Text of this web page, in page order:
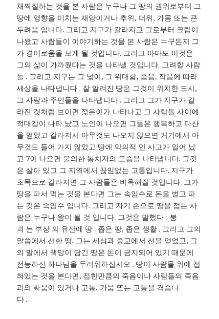
채찍질하는 것을 본 사람은 누구나 그 땅의 권위로부터 그
땅에 영향을 미치는 재앙이거나 추위, 더위, 가뭄 또는 큰
두려움 입니다. 그리고 지구가 갈라지고 그로부터 크립이
나왔고 사람들이 이야기하는 것을 본 사람은 누구든지 그
가 경이로움을 보게 될 것입니다. 그리고 아마도 이것은
그의 삶이 가까웠다는 것을 나타낼 것입니다. 고려할 사람
들 . 그리고 지구는 그 넓이, 그 위대함, 좁음, 작음에 따라
세상을 나타냅니다 . 잘 알려진 땅은 그것이 위치한 도시,
그 사람과 주민들을 나타냅니다 . 그리고 그가 지구가 갈
라진 것처럼 보이면 젊은이가 나타나고 그 사람들 사이에
적대감이 나타 났고 노인이 나오면 그들은 행복하고 다산
을 얻었고 갈라져서 아무것도 나오지 않으면 거기에서 아
무것도 들어 가지 않았고 땅에 악의적 인 사고가 일어 났
고 7이 나오면 불의한 통치자의 모습을 나타냅니다. 그것
은 살아 있고 그 지역에서 끊임없는 고통입니다. 지구가
초목으로 갈라지면 그 사람들은 비옥해질 것입니다. 그가
땅을 파서 먹는 것을 본다면 그는 속임수로 돈을 벌고 파
는 것은 속임수 입니다. 그리고 자기 손으로 땅을 접는 사
람은 누구나 왕이 될 것 입니다. 그것은 말했다 : 붕
괴 는 부상 의 유산에 땅 . 좁은 땅, 좁은 생활 . 그리고 그의
말씀에서 선한 땅, 그는 세상과 종교에서 선을 얻었고, 그
의 말에서 책망이 담긴 땅은 돈이 금지되어 있기 때문에
전능하신 하나님을 두려워하십시오 . 땅이 사람들 위에 접
혀있는 것을 본다면, 접힌만큼의 죽음이나 사람들의 죽음
과의 싸움이 있거나 고통, 가뭄 또는 고통을 겪습니
다 .